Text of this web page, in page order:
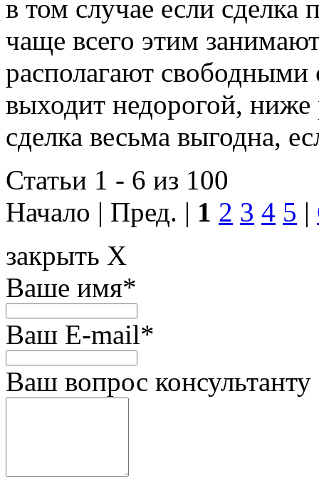
в том случае если сделка
чаще всего этим
располагают свободными
выходит недорогой,
сделка весьма выгодна,
Статьи 1 - 6 из 100
Начало | Пред. | 1 2 3 4 5 |
закрыть X
Ваше имя*
Ваш E-mail*
Ваш вопрос консультанту